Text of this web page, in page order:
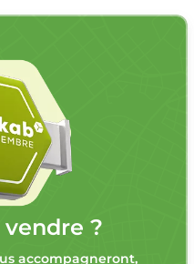
?
accompagneront,